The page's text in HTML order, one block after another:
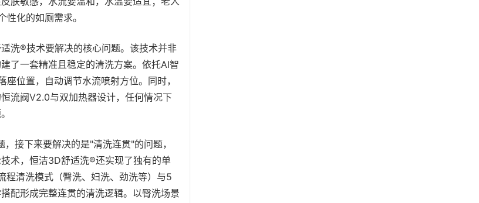
化的如厕需求。
®技术要解决的核心问题。该技术并非
了一套精准且稳定的清洗方案。依托AI智
位置，自动调节水流喷射方位。同时，
流阀V2.0与双加热器设计，任何情况下
接下来要解决的是"清洗连贯"的问题，
术，恒洁3D舒适洗®还实现了独有的单
程清洗模式（臀洗、妇洗、劲洗等）与5
配形成完整连贯的清洗逻辑。以臀洗场景